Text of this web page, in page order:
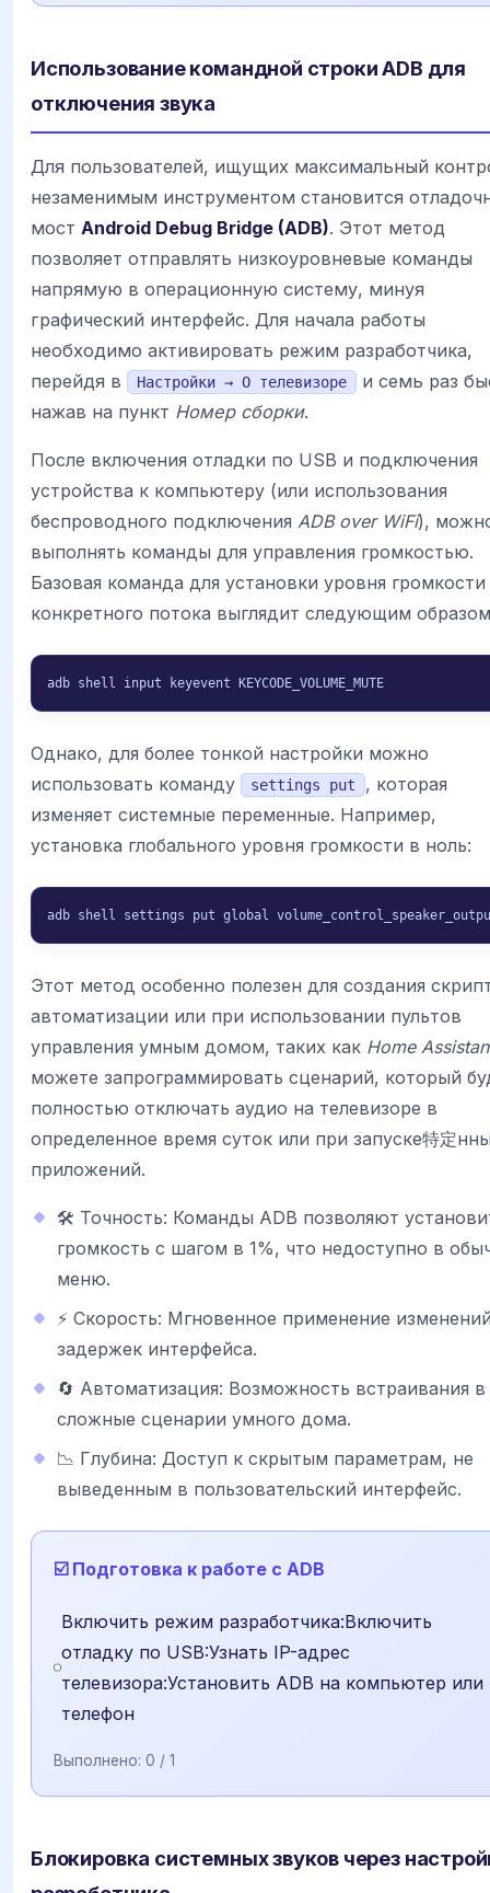
Использование командной строки ADB для
отключения звука
Для пользователей, ищущих максимальный
незаменимым инструментом становится
мост Android Debug Bridge (ADB). Этот метод
позволяет отправлять низкоуровневые команды
напрямую в операционную систему, минуя
графический интерфейс. Для начала работы
необходимо активировать режим разработчика,
перейдя в
Настройки → О телевизоре
и семь раз
нажав на пункт Номер сборки.
После включения отладки по USB и подключения
устройства к компьютеру (или использования
беспроводного подключения ADB over WiFi),
выполнять команды для управления громкостью.
Базовая команда для установки уровня громкости
конкретного потока выглядит следующим
adb shell input keyevent KEYCODE_VOLUME_MUTE
Однако, для более тонкой настройки можно
использовать команду
settings put
, которая
изменяет системные переменные. Например,
установка глобального уровня громкости в ноль:
adb shell settings put global
Этот метод особенно полезен для создания
автоматизации или при использовании пультов
управления умным домом, таких как Home
можете запрограммировать сценарий, который
полностью отключать аудио на телевизоре в
определенное время суток или при запуске特定
приложений.
🛠️ Точность: Команды ADB позволяют
громкость с шагом в 1%, что недоступно в
меню.
⚡ Скорость: Мгновенное применение
задержек интерфейса.
🔄 Автоматизация: Возможность встраивания в
сложные сценарии умного дома.
📉 Глубина: Доступ к скрытым параметрам, не
выведенным в пользовательский интерфейс.
☑️ Подготовка к работе с ADB
Включить режим разработчика:Включить
отладку по USB:Узнать IP-адрес
телевизора:Установить ADB на компьютер или
телефон
Выполнено: 0 / 1
Блокировка системных звуков через